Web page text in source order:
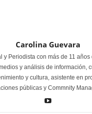
Carolina Guevara
y Periodista con más de 11
y análisis de información,
y cultura, asistente en
públicas y Commnity